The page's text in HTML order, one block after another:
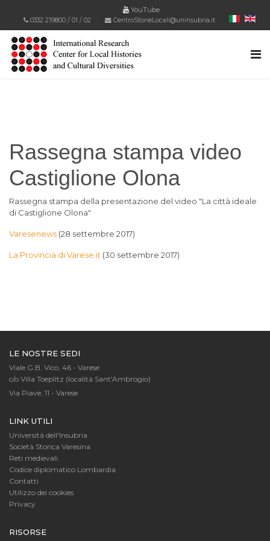
YouTube
0332 219800 / 01 / 02 CentroStorieLocali@uninsubria.it
Rassegna stampa video
Castiglione Olona
Rassegna stampa della presentazione del video "La città ideale
di Castiglione Olona"
Varesenews (28 settembre 2017)
La Provincia di Varese.it (30 settembre 2017)
LE NOSTRE SEDI
Viale G.B. Vico, 46 - Varese
c/o Villa Toeplitz (località Sant'Ambrogio)
Via Piave, 11 - Varese
LINK UTILI
Università dell'Insubria
Società Storica Varesina
Reti medievali
Codice diplomatico Lombardia
Contatti
Utilizzo dei cookies
Privacy
RISORSE